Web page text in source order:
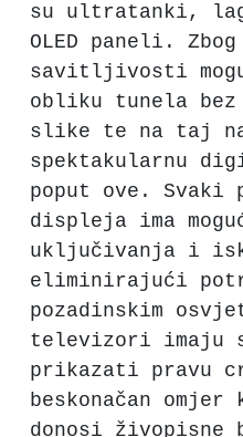
su ultratanki,
OLED paneli.
savitljivosti
obliku tunela
slike te na taj
spektakularnu
poput ove. Svaki
displeja ima
uključivanja i
eliminirajući
pozadinskim
televizori imaju
prikazati pravu
beskonačan
donosi